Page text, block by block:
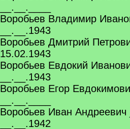
__.__.____
Воробьев Владимир
__.__.1943
Воробьев Дмитрий
15.02.1943
Воробьев Евдокий
__.__.1943
Воробьев Егор
__.__.____
Воробьев Иван Андреевич
__.__.1942